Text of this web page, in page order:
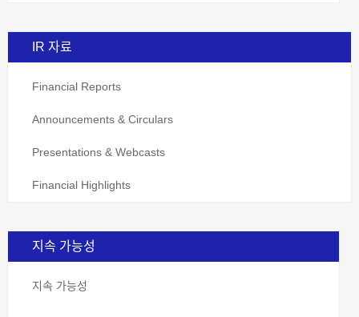
IR 자료
Financial Reports
Announcements & Circulars
Presentations & Webcasts
Financial Highlights
지속 가능성
지속 가능성